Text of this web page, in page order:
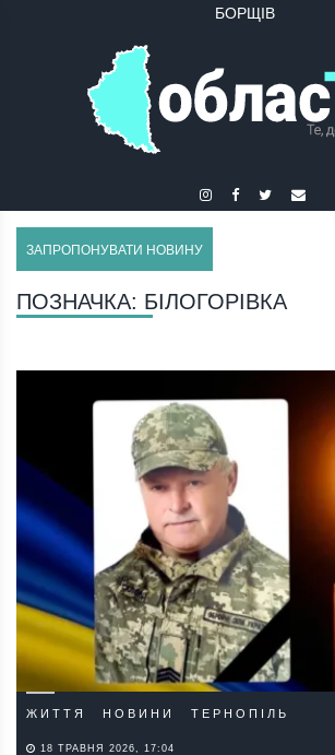
БОРЩІВ
ЗАПРОПОНУВАТИ НОВИНУ
ПОЗНАЧКА: БІЛОГОРІВКА
ЖИТТЯ НОВИНИ ТЕРНОПІЛЬ
18 ТРАВНЯ 2026, 17:04